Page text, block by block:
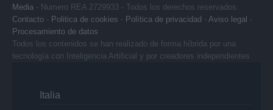
Media - Numero REA 2729933 - Todos los derechos reservados.
Contacto - Politica de cookies - Política de privacidad - Aviso legal -
Procesamiento de datos
Todos los contenidos se han realizado de forma híbrida por una
tecnología con Inteligencia Artificial y por creadores independientes
Italia